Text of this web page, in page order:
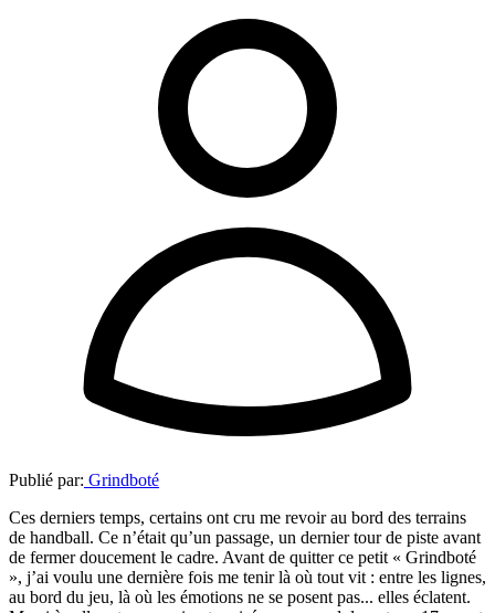
Publié par: Grindboté
Ces derniers temps, certains ont cru me revoir au bord des terrains
de handball. Ce n’était qu’un passage, un dernier tour de piste avant
de fermer doucement le cadre. Avant de quitter ce petit « Grindboté
», j’ai voulu une dernière fois me tenir là où tout vit : entre les lignes,
au bord du jeu, là où les émotions ne se posent pas... elles éclatent.